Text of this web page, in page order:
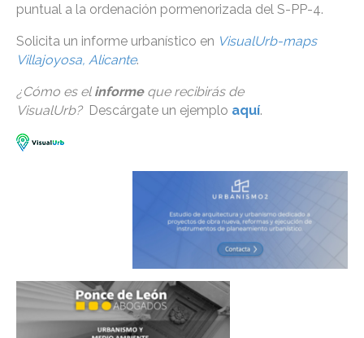
puntual a la ordenación pormenorizada del S-PP-4.
Solicita un informe urbanístico en VisualUrb-maps
Villajoyosa, Alicante.
¿Cómo es el informe que recibirás de
VisualUrb?Descárgate un ejemplo aquí.